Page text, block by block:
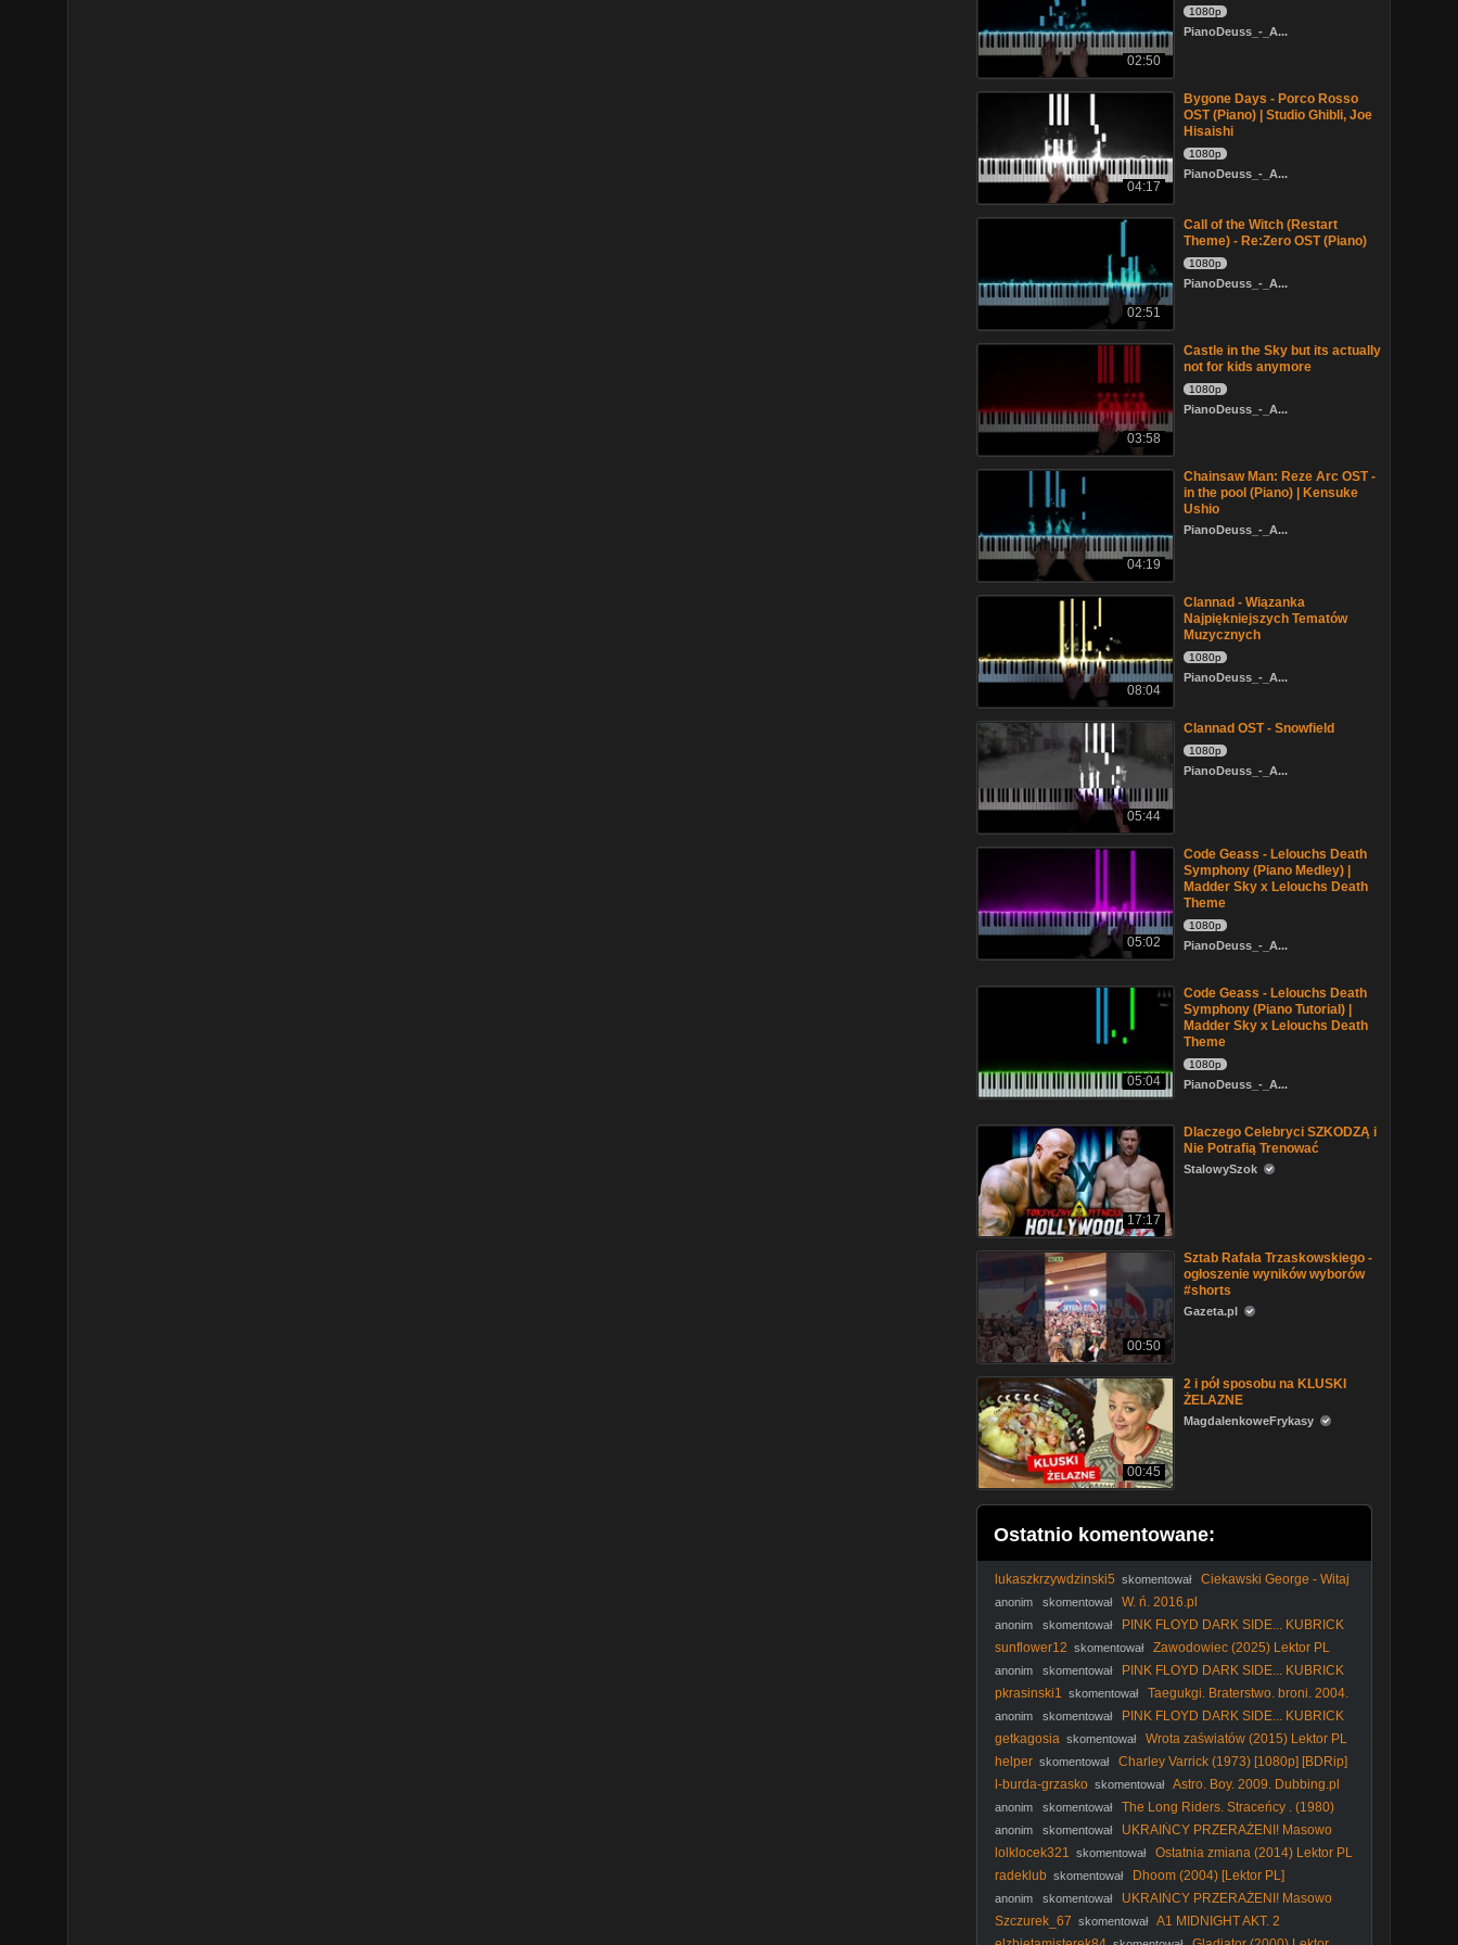
02:50
1080p
PianoDeuss_-_A...
04:17
Bygone Days - Porco Rosso
OST (Piano) | Studio Ghibli, Joe
Hisaishi
1080p
PianoDeuss_-_A...
02:51
Call of the Witch (Restart
Theme) - Re:Zero OST (Piano)
1080p
PianoDeuss_-_A...
03:58
Castle in the Sky but its actually
not for kids anymore
1080p
PianoDeuss_-_A...
04:19
Chainsaw Man: Reze Arc OST -
in the pool (Piano) | Kensuke
Ushio
PianoDeuss_-_A...
08:04
Clannad - Wiązanka
Najpiękniejszych Tematów
Muzycznych
1080p
PianoDeuss_-_A...
05:44
Clannad OST - Snowfield
1080p
PianoDeuss_-_A...
05:02
Code Geass - Lelouchs Death
Symphony (Piano Medley) |
Madder Sky x Lelouchs Death
Theme
1080p
PianoDeuss_-_A...
05:04
Code Geass - Lelouchs Death
Symphony (Piano Tutorial) |
Madder Sky x Lelouchs Death
Theme
1080p
PianoDeuss_-_A...
17:17
Dlaczego Celebryci SZKODZĄ i
Nie Potrafią Trenować
StalowySzok
00:50
Sztab Rafała Trzaskowskiego -
ogłoszenie wyników wyborów
#shorts
Gazeta.pl
00:45
2 i pół sposobu na KLUSKI
ŻELAZNE
MagdalenkoweFrykasy
Ostatnio komentowane:
lukaszkrzywdzinski5 skomentował
Ciekawski George - Witaj
wiosno ! (2013)
anonim skomentował W. ń. 2016.pl
anonim skomentował
PINK FLOYD DARK SIDE... KUBRICK
ODYSSEY ARTEMIS II PŁASKA ZIEMIA FLAT EARTH NASA
sunflower12 skomentował Zawodowiec (2025) Lektor PL
anonim skomentował
PINK FLOYD DARK SIDE... KUBRICK
ODYSSEY ARTEMIS II PŁASKA ZIEMIA FLAT EARTH NASA
DRUGS FOR GOIM
pkrasinski1 skomentował
Taegukgi. Braterstwo. broni. 2004.
Lektor.pl
anonim skomentował
PINK FLOYD DARK SIDE... KUBRICK
ODYSSEY ARTEMIS II PŁASKA ZIEMIA FLAT EARTH NASA
DRUGS FOR GOIM
getkagosia skomentował
Wrota zaświatów (2015) Lektor PL
helper skomentował
Charley Varrick (1973) [1080p] [BDRip]
[REMASTERED]
l-burda-grzasko skomentował Astro. Boy. 2009. Dubbing.pl
anonim skomentował
The Long Riders. Straceńcy . (1980)
lektor
anonim skomentował
UKRAIŃCY PRZERAŻENI! Masowo
PAKUJĄ WALIZKI i Uciekają z Polski [ NAGRANIA ]
lolklocek321 skomentował
Ostatnia zmiana (2014) Lektor PL
radeklub skomentował Dhoom (2004) [Lektor PL]
anonim skomentował
UKRAIŃCY PRZERAŻENI! Masowo
PAKUJĄ WALIZKI i Uciekają z Polski [ NAGRANIA ]
Szczurek_67 skomentował A1 MIDNIGHT AKT. 2
(CzarnyWróbel)